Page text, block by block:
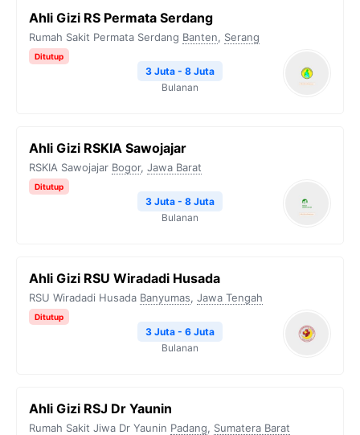
Ahli Gizi RS Permata Serdang
Rumah Sakit Permata Serdang Banten, Serang
Ditutup
3 Juta - 8 Juta
Bulanan
Ahli Gizi RSKIA Sawojajar
RSKIA Sawojajar Bogor, Jawa Barat
Ditutup
3 Juta - 8 Juta
Bulanan
Ahli Gizi RSU Wiradadi Husada
RSU Wiradadi Husada Banyumas, Jawa Tengah
Ditutup
3 Juta - 6 Juta
Bulanan
Ahli Gizi RSJ Dr Yaunin
Rumah Sakit Jiwa Dr Yaunin Padang, Sumatera Barat